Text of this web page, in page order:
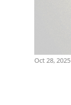
Oct 28, 2025